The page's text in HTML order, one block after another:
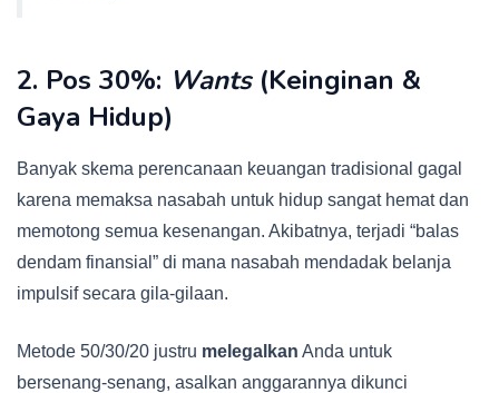
2. Pos 30%: Wants(Keinginan &
Gaya Hidup)
Banyak skema perencanaan keuangan tradisional gagal
karena memaksa nasabah untuk hidup sangat hemat dan
memotong semua kesenangan. Akibatnya, terjadi “balas
dendam finansial” di mana nasabah mendadak belanja
impulsif secara gila-gilaan.
Metode 50/30/20 justru melegalkan Anda untuk
bersenang-senang, asalkan anggarannya dikunci